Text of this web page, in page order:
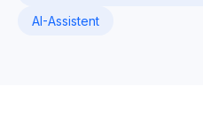
AI-Assistent